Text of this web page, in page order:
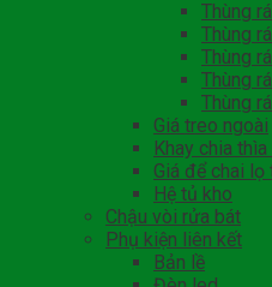
Thùng
Thùng
Thùng
Thùng
Thùng
Giá treo ngoài
Khay chia thìa
Giá để chai lọ
Hệ tủ kho
Chậu vòi rửa bát
Phụ kiện liên kết
Bản lề